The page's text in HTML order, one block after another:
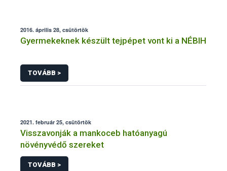
2016. április 28, csütörtök
Gyermekeknek készült tejpépet vont ki a NÉBIH
TOVÁBB >
2021. február 25, csütörtök
Visszavonják a mankoceb hatóanyagú
növényvédő szereket
TOVÁBB >